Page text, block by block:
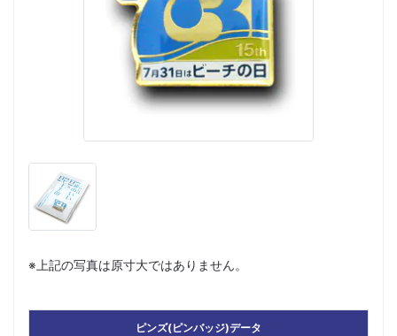
※上記の写真は原寸大ではありません。
ピンズ(ピンバッジ)データ